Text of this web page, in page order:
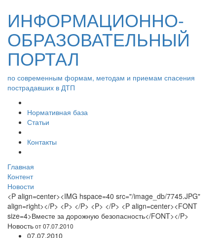
ИНФОРМАЦИОННО-
ОБРАЗОВАТЕЛЬНЫЙ
ПОРТАЛ
по современным формам, методам и приемам спасения
пострадавших в ДТП
Нормативная база
Статьи
Контакты
Главная
Контент
Новости
<P align=center><IMG hspace=40 src="/image_db/7745.JPG"
align=right></P> <P> </P> <P> </P> <P align=center><FONT
size=4>Вместе за дорожную безопасность</FONT></P>
Новостьот 07.07.2010
07.07.2010